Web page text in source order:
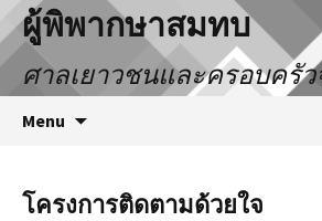
ผู้พิพากษาสมทบ
ศาลเยาวชนและครอบครั
Menu
โครงการติดตามด้วยใจ